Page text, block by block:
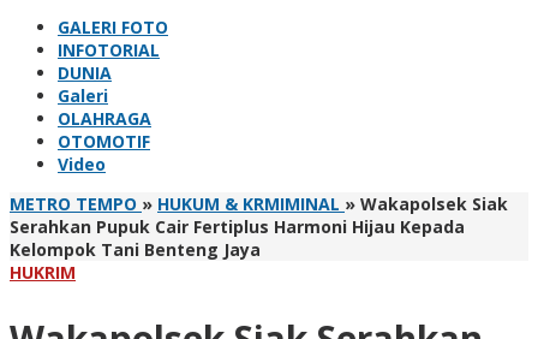
GALERI FOTO
INFOTORIAL
DUNIA
Galeri
OLAHRAGA
OTOMOTIF
Video
METRO TEMPO » HUKUM & KRMIMINAL » Wakapolsek Siak
Serahkan Pupuk Cair Fertiplus Harmoni Hijau Kepada
Kelompok Tani Benteng Jaya
HUKRIM